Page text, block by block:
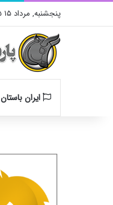
پنجشنبه, مرداد ۱۵ ۱۴۰۵
ایران باستان